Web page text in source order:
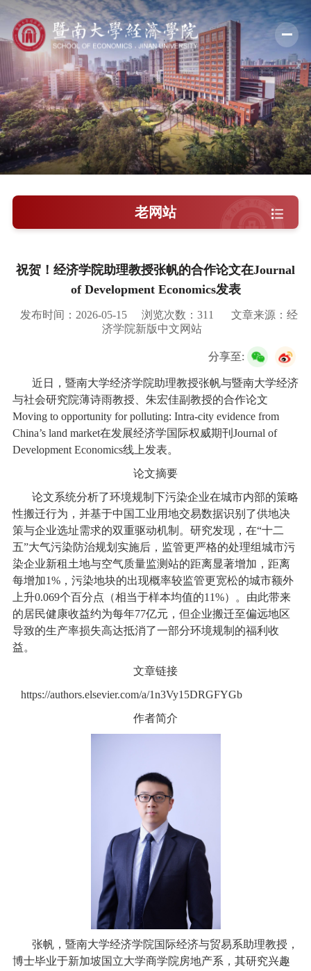
学院概况
新闻中心
师资队伍
科学研究
教学培养
学院党建
校友服务
老网站
祝贺！经济学院助理教授张帆的合作论文在Journal
of Development Economics发表
发布时间：2026-05-15 浏览次数：311
文章来源：经
济学院新版中文网站
分享至:
近日，暨南大学经济学院助理教授张帆与暨南大学经济
与社会研究院薄诗雨教授、朱宏佳副教授的合作论文
Moving to opportunity for polluting: Intra-city evidence from
China’s land market在发展经济学国际权威期刊 Journal of
Development Economics线上发表。
论文摘要
论文系统分析了环境规制下污染企业在城市内部的策略
性搬迁行为，并基于中国工业用地交易数据识别了供地决
策与企业选址需求的双重驱动机制。研究发现，在“十二
五”大气污染防治规划实施后，监管更严格的处理组城市污
染企业新租土地与空气质量监测站的距离显著增加，距离
每增加1%，污染地块的出现概率较监管更宽松的城市额外
上升0.069个百分点（相当于样本均值的11%）。由此带来
的居民健康收益约为每年77亿元，但企业搬迁至偏远地区
导致的生产率损失高达抵消了一部分环境规制的福利收
益。
文章链接
https://authors.elsevier.com/a/1n3Vy15DRGFYGb
作者简介
张帆，暨南大学经济学院国际经济与贸易系助理教授，
博士毕业于新加坡国立大学商学院房地产系，其研究兴趣